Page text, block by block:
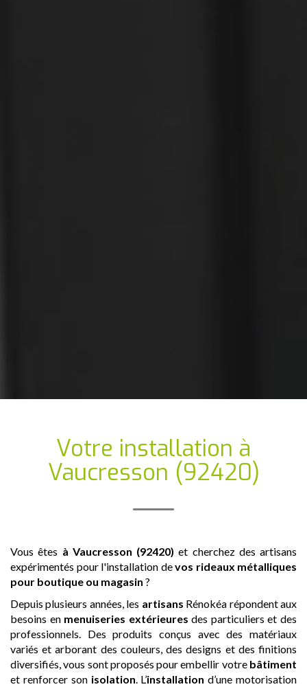
Votre installation à
Vaucresson (92420)
Vous êtes à Vaucresson (92420) et cherchez des artisans
expérimentés pour l'installation devos rideaux métalliques
pour boutique ou magasin ?
Depuis plusieurs années, les artisans Rénokéa répondent aux
besoins en menuiseries extérieures des particuliers et des
professionnels. Des produits conçus avec des matériaux
variés et arborant des couleurs, des designs et des finitions
diversifiés, vous sont proposés pour embellir votre bâtiment
et renforcer son isolation. L’installation d’une motorisation